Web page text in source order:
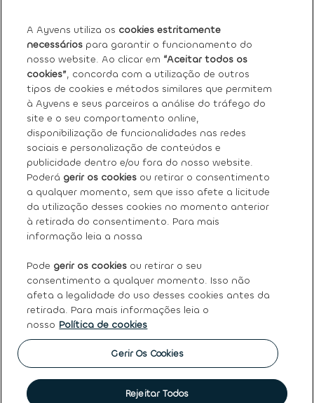
Tem mais dúvidas?Ver perguntas frequentes (FAQ)
Sobre nós
Os nossos serviços
FAQ
Termos e condições gerais
Ayvens
Política de Cookies|Declaração de Privacidade
Princípios Éticos e de Conduta
Canal de denúncias|Intermediação de crédito|Garantia
de usados|Política de qualidade|Política de reclamações
Société Générale
A Ayvens utiliza os cookies estritamente
necessários para garantir o funcionamento do
nosso website. Ao clicar em “Aceitar todos os
cookies”, concorda com a utilização de outros
tipos de cookies e métodos similares que permitem
à Ayvens e seus parceiros a análise do tráfego do
site e o seu comportamento online,
disponibilização de funcionalidades nas redes
sociais e personalização de conteúdos e
publicidade dentro e/ou fora do nosso website.
Poderá gerir os cookies ou retirar o consentimento
a qualquer momento, sem que isso afete a licitude
da utilização desses cookies no momento anterior
à retirada do consentimento. Para mais
informação leia a nossa
Pode gerir os cookies ou retirar o seu
consentimento a qualquer momento. Isso não
afeta a legalidade do uso desses cookies antes da
retirada. Para mais informações leia o
nosso Política de cookies
Gerir Os Cookies
Rejeitar Todos